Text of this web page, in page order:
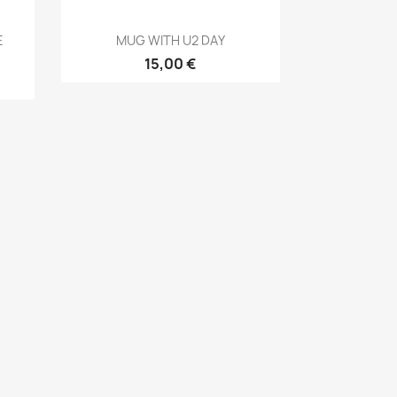
 Aperçu rapide
MUG WITH U2 DAY
15,00 €